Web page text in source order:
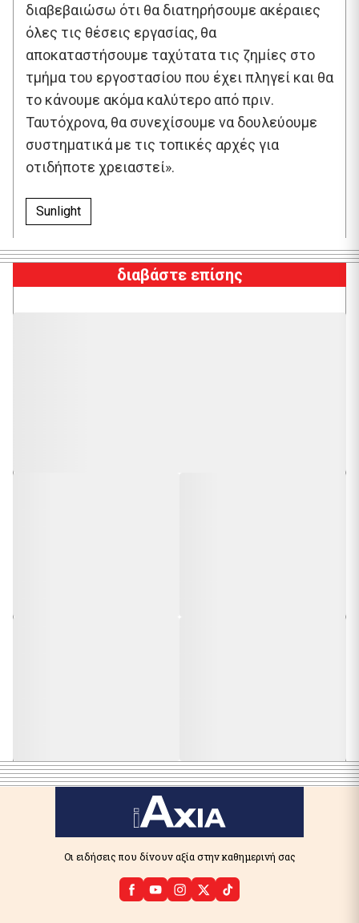
διαβεβαιώσω ότι θα διατηρήσουμε ακέραιες
όλες τις θέσεις εργασίας, θα
αποκαταστήσουμε ταχύτατα τις ζημίες στο
τμήμα του εργοστασίου που έχει πληγεί και θα
το κάνουμε ακόμα καλύτερο από πριν.
Ταυτόχρονα, θα συνεχίσουμε να δουλεύουμε
συστηματικά με τις τοπικές αρχές για
οτιδήποτε χρειαστεί».
Sunlight
διαβάστε επίσης
Οι ειδήσεις που δίνουν αξία στην καθημερινή σας